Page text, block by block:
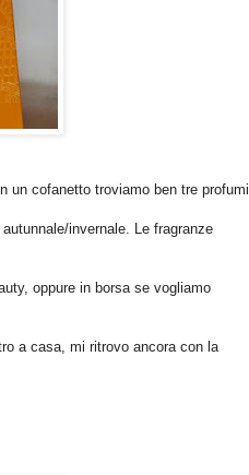
un cofanetto troviamo ben tre profumi
invernale. Le fragranze
oppure in borsa se vogliamo
a casa, mi ritrovo ancora con la